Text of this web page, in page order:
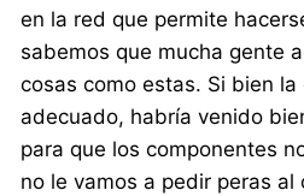
en la red que permite
sabemos que mucha gente
cosas como estas. Si bien
adecuado, habría venido
para que los componentes
no le vamos a pedir peras al